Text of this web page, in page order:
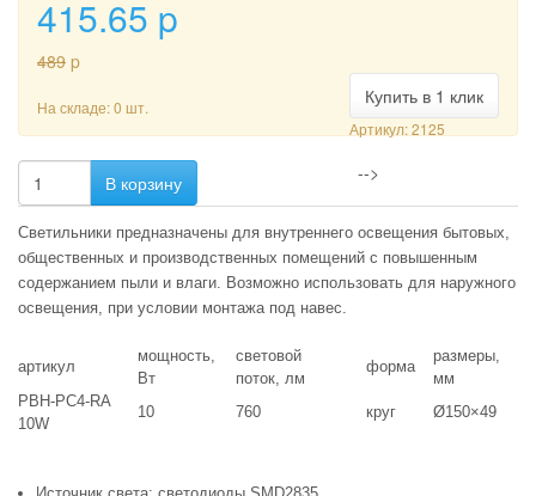
415.65 p
489 p
Купить в 1 клик
Артикул: 2125
На складе: 0 шт.
В корзину -->
Светильники предназначены для внутреннего освещения бытовых,
общественных и производственных помещений с повышенным
содержанием пыли и влаги. Возможно использовать для наружного
освещения, при условии монтажа под навес.
артикул
мощность,
Вт
световой
поток, лм
форма
размеры,
мм
PBH-PC4-RA
10W
10 760 круг Ø150×49